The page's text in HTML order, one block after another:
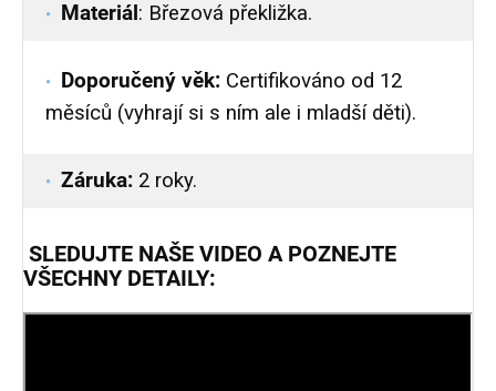
Materiál: Březová překližka.
Doporučený věk: Certifikováno od 12
měsíců (vyhrají si s ním ale i mladší děti).
Záruka: 2 roky.
SLEDUJTE NAŠE VIDEO A POZNEJTE
VŠECHNY DETAILY: